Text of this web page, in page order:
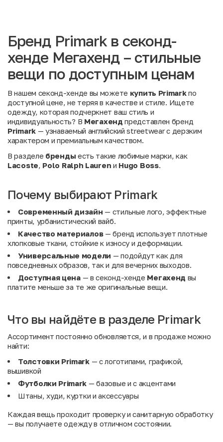
Бренд Primark в секонд-
хенде Мегахенд – стильные
вещи по доступным ценам
В нашем секонд-хенде вы можете купить Primarkпо
доступной цене, не теряя в качестве и стиле. Ищете
одежду, которая подчеркнет ваш стиль и
индивидуальность? В Мегахенд представлен бренд
Primark— узнаваемый английский streetwear с дерзким
характером и премиальным качеством.
В разделе бренды есть такие любимые марки, как
Lacoste Polo Ralph Lauren и Hugo Boss.
Почему выбирают Primark
Современный дизайн — стильные лого, эффектные
принты, урбанистический вайб.
Качество материалов— бренд использует плотные
хлопковые ткани, стойкие к износу и деформации.
Универсальные модели — подойдут как для
повседневных образов, так и для вечерних выходов.
Доступная цена— в секонд-хенде Мегахенд вы
платите меньше за те же оригинальные вещи.
Что вы найдёте в разделе Primark
Ассортимент постоянно обновляется, и в продаже можно
найти:
Толстовки Primark — с логотипами, графикой,
вышивкой
Футболки Primark — базовые и с акцентами
Штаны, худи, куртки и аксессуары
Каждая вещь проходит проверку и санитарную обработку
— вы получаете одежду в отличном состоянии.